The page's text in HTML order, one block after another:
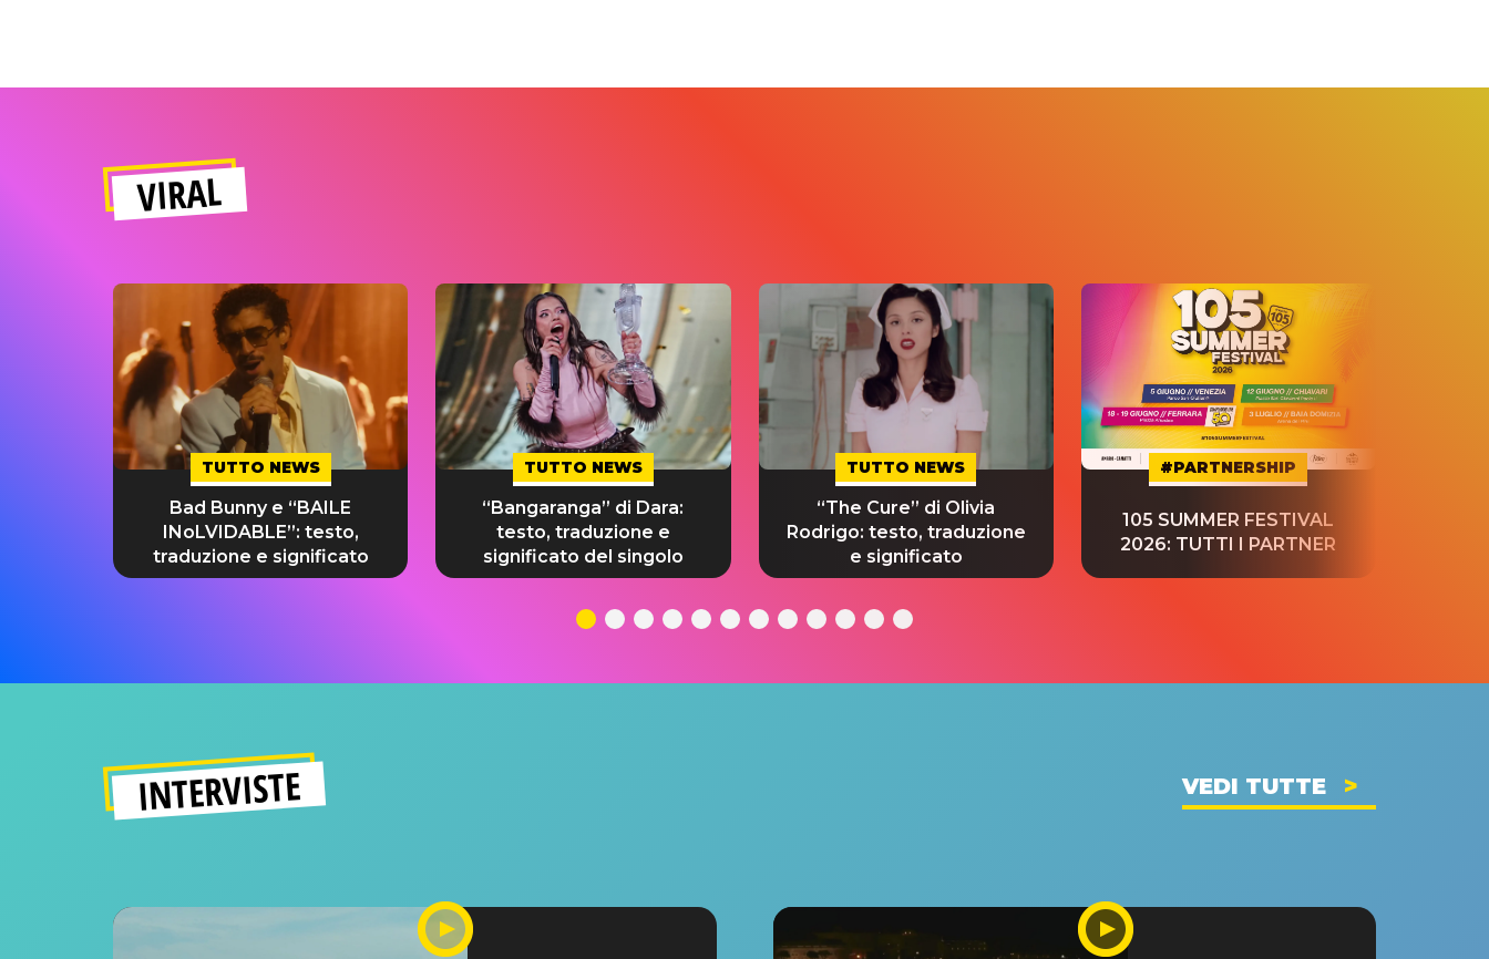
VIRAL
TUTTO NEWS
Bad Bunny e “BAILE
INoLVIDABLE”: testo,
traduzione e significato
TUTTO NEWS
“Bangaranga” di Dara:
testo, traduzione e
significato del singolo
TUTTO NEWS
“The Cure” di Olivia
Rodrigo: testo, traduzione
e significato
#PARTNERSHIP
105 SUMMER FESTIVAL
2026: TUTTI I PARTNER
INTERVISTE VEDI TUTTE